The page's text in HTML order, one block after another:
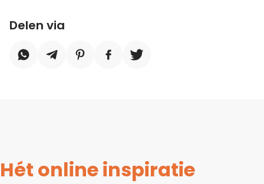
Delen via
Hét online inspiratie